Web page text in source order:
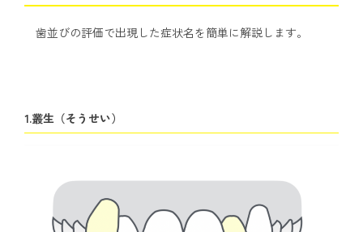
歯並びの評価で出現した症状名を簡単に解説します。
1.叢生（そうせい）